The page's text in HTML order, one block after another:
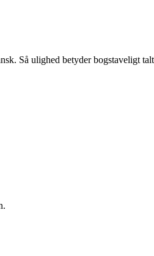
Så ulighed betyder bogstaveligt talt